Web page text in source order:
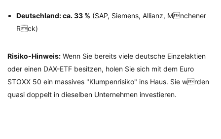
Deutschland: ca. 33 % (SAP, Siemens, Allianz, Mnchener
Rck)
Risiko-Hinweis: Wenn Sie bereits viele deutsche Einzelaktien
oder einen DAX-ETF besitzen, holen Sie sich mit dem Euro
STOXX 50 ein massives "Klumpenrisiko" ins Haus. Sie wrden
quasi doppelt in dieselben Unternehmen investieren.